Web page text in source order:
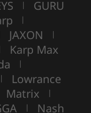
| GURU
|
JAXON |
Karp Max
|
| Lowrance
Matrix |
| Nash